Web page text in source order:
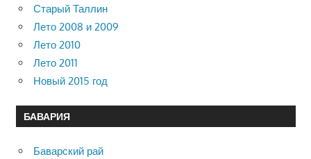
Старый Таллин
Лето 2008 и 2009
Лето 2010
Лето 2011
Новый 2015 год
БАВАРИЯ
Баварский рай